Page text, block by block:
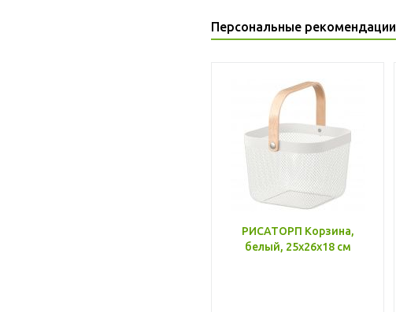
Персональные рекомендации
РИСАТОРП Корзина,
белый, 25x26x18 см